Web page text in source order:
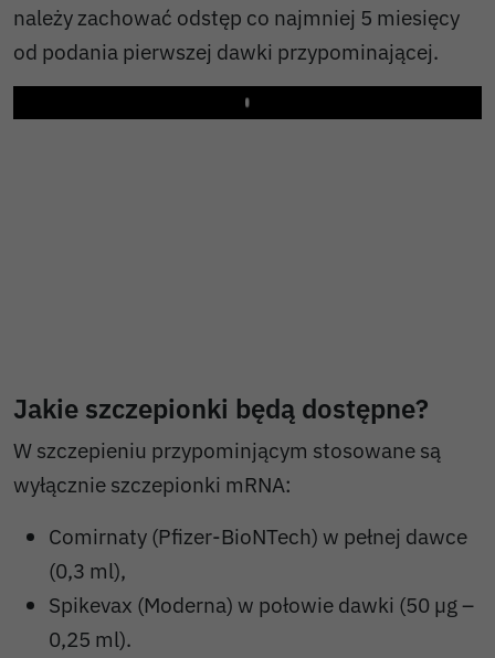
należy zachować odstęp co najmniej 5 miesięcy
od podania pierwszej dawki przypominającej.
Play
Jakie szczepionki będą dostępne?
W szczepieniu przypominjącym stosowane są
wyłącznie szczepionki mRNA:
Comirnaty (Pfizer-BioNTech) w pełnej dawce
(0,3 ml),
Spikevax (Moderna) w połowie dawki (50 µg –
0,25 ml).